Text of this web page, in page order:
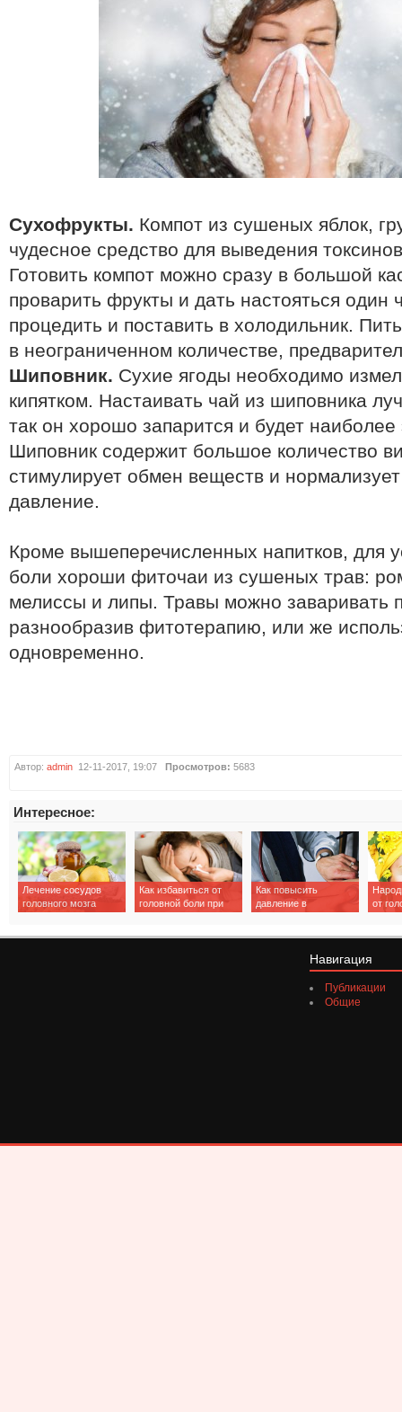
Сухофрукты. Компот из сушеных яблок,
чудесное средство для выведения
Готовить компот можно сразу в большой
проварить фрукты и дать настояться один
процедить и поставить в холодильник.
в неограниченном количестве,
Шиповник. Сухие ягоды необходимо
кипятком. Настаивать чай из шиповника
так он хорошо запарится и будет
Шиповник содержит большое количество
стимулирует обмен веществ и
давление.
Кроме вышеперечисленных напитков, для
боли хороши фиточаи из сушеных трав:
мелиссы и липы. Травы можно заваривать
разнообразив фитотерапию, или же
одновременно.
Автор: admin 12-11-2017, 19:07 Просмотров: 5683
Интересное:
Лечение сосудов
головного мозга
Как избавиться от
головной боли при
Как повысить
давление в
от
Навигация
Публикации
Общие